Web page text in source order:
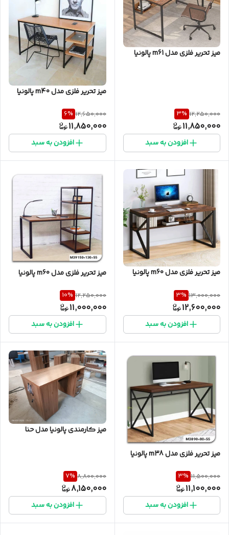
میز تحریر فلزی مدل m61 پالونیا
12,250,000
3%
11,850,000
افزودن به سبد
میز تحریر فلزی مدل m40 پالونیا
12,650,000
6%
11,850,000
افزودن به سبد
میز تحریر فلزی مدل m60 پالونیا
13,000,000
3%
12,600,000
افزودن به سبد
میز تحریر فلزی مدل m60 پالونیا
12,250,000
10%
11,000,000
افزودن به سبد
میز تحریر فلزی مدل m38 پالونیا
11,500,000
3%
11,100,000
افزودن به سبد
میز کارمندی پالونیا مدل حنا
8,800,000
7%
8,150,000
افزودن به سبد